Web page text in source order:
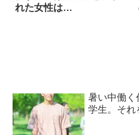
れた女性は…
暑い中働く
学生。それ